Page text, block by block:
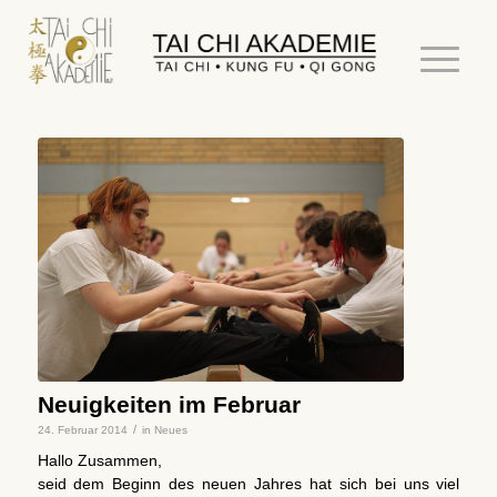
Neuigkeiten im Februar
24. Februar 2014 / in Neues
Hallo Zusammen,
seid dem Beginn des neuen Jahres hat sich bei uns viel